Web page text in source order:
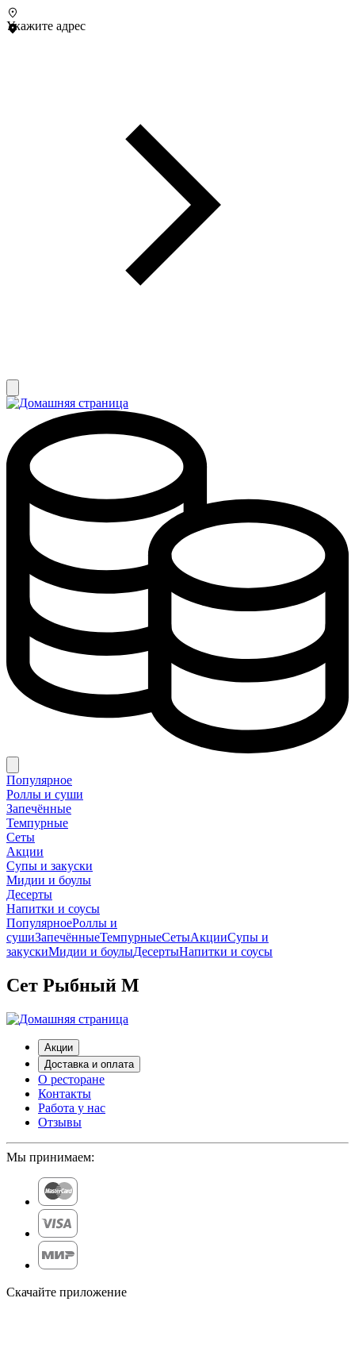
Укажите адрес
Популярное
Роллы и суши
Запечённые
Темпурные
Сеты
Акции
Супы и закуски
Мидии и боулы
Десерты
Напитки и соусы
ПопулярноеРоллы и
сушиЗапечённыеТемпурныеСетыАкцииСупы и
закускиМидии и боулыДесертыНапитки и соусы
Сет Рыбный М
Акции
Доставка и оплата
О ресторане
Контакты
Работа у нас
Отзывы
Мы принимаем:
Скачайте приложение